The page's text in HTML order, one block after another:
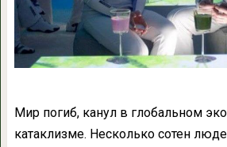
Мир погиб, канул в глобальном
катаклизме. Несколько сотен